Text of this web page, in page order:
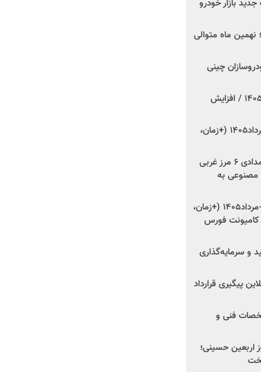
بازار خودرو
نهمین ماه متوالی
چینی
اعلام قیمت جدید پارس نوا در مرداد ۱۴۰۵ / افزایش
شروع فروش کشنده و کامیون فاو -مرداد۱۴۰۵ (+زمان،
مدیرعامل امدادخودروسایپا: پوشش امدادی ۶ مرز غربی
و هوش مصنوعی به
شروع فروش ۸ محصول بهمن دیزل -مرداد۱۴۰۵ (+زمان،
فورس
و سرمایه‌گذاری
پیگیری قرارداد
فنی و
روز اربعین حسینی؛